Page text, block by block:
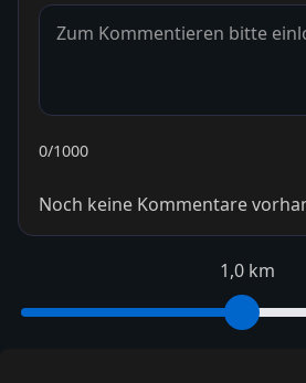
0/1000
Noch keine Kommentare
1,0 km